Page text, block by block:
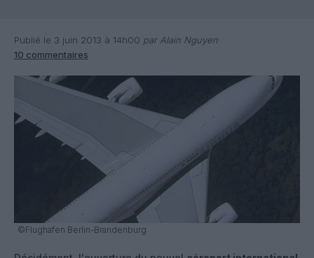
Publié le 3 juin 2013 à 14h00 par Alain Nguyen
10 commentaires
©Flughafen Berlin-Brandenburg